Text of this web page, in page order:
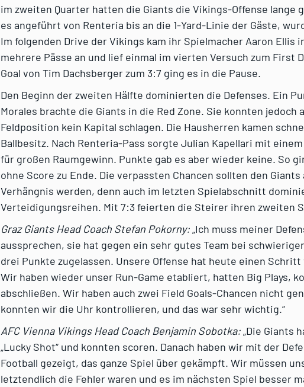
im zweiten Quarter hatten die Giants die Vikings-Offense lange
es angeführt von Renteria bis an die 1-Yard-Linie der Gäste,
Im folgenden Drive der Vikings kam ihr Spielmacher Aaron Ellis
mehrere Pässe an und lief einmal im vierten Versuch zum First
Goal von Tim Dachsberger zum 3:7 ging es in die Pause.
Den Beginn der zweiten Hälfte dominierten die Defenses. Ein
Morales brachte die Giants in die Red Zone. Sie konnten jedoch
Feldposition kein Kapital schlagen. Die Hausherren kamen
Ballbesitz. Nach Renteria-Pass sorgte Julian Kapellari mit
für großen Raumgewinn. Punkte gab es aber wieder keine. So
ohne Score zu Ende. Die verpassten Chancen sollten den
Verhängnis werden, denn auch im letzten Spielabschnitt
Verteidigungsreihen. Mit 7:3 feierten die Steirer ihren zweiten
Graz Giants Head Coach Stefan Pokorny: „Ich muss meiner
aussprechen, sie hat gegen ein sehr gutes Team bei
drei Punkte zugelassen. Unsere Offense hat heute einen
Wir haben wieder unser Run-Game etabliert, hatten Big Plays,
abschließen. Wir haben auch zwei Field Goals-Chancen nicht
konnten wir die Uhr kontrollieren, und das war sehr wichtig.“
AFC Vienna Vikings Head Coach Benjamin Sobotka: „Die Giants
„Lucky Shot“ und konnten scoren. Danach haben wir mit der
Football gezeigt, das ganze Spiel über gekämpft. Wir müssen
letztendlich die Fehler waren und es im nächsten Spiel besser